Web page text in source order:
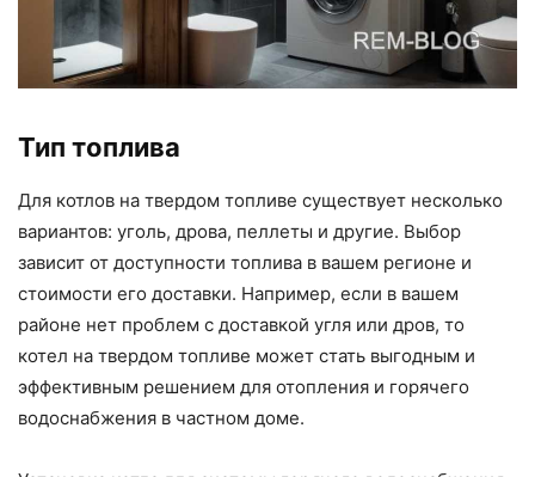
Тип топлива
Для котлов на твердом топливе существует несколько
вариантов: уголь, дрова, пеллеты и другие. Выбор
зависит от доступности топлива в вашем регионе и
стоимости его доставки. Например, если в вашем
районе нет проблем с доставкой угля или дров, то
котел на твердом топливе может стать выгодным и
эффективным решением для отопления и горячего
водоснабжения в частном доме.